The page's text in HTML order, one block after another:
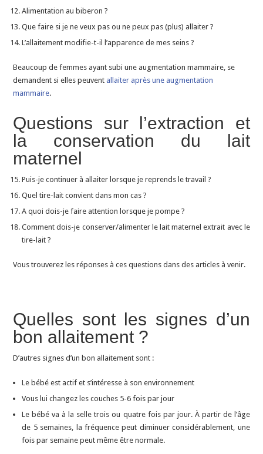
Alimentation au biberon ?
Que faire si je ne veux pas ou ne peux pas (plus) allaiter ?
L’allaitement modifie-t-il l’apparence de mes seins ?
Beaucoup de femmes ayant subi une augmentation mammaire, se
demandent si elles peuvent allaiter après une augmentation
mammaire.
Questions sur l’extraction et
la conservation du lait
maternel
Puis-je continuer à allaiter lorsque je reprends le travail ?
Quel tire-lait convient dans mon cas ?
A quoi dois-je faire attention lorsque je pompe ?
Comment dois-je conserver/alimenter le lait maternel extrait avec le
tire-lait ?
Vous trouverez les réponses à ces questions dans des articles à venir.
Quelles sont les signes d’un
bon allaitement ?
D’autres signes d’un bon allaitement sont :
Le bébé est actif et s’intéresse à son environnement
Vous lui changez les couches 5-6 fois par jour
Le bébé va à la selle trois ou quatre fois par jour. À partir de l’âge
de 5 semaines, la fréquence peut diminuer considérablement, une
fois par semaine peut même être normale.